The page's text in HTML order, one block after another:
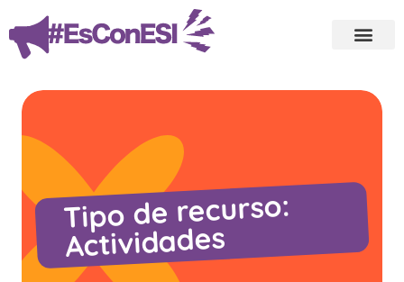
Tipo de recurso:
Actividades